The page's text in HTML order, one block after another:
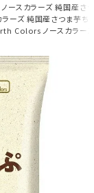
スカラーズ 純国産さ
ーズ 純国産さつま芋ち
Colors ノースカラー